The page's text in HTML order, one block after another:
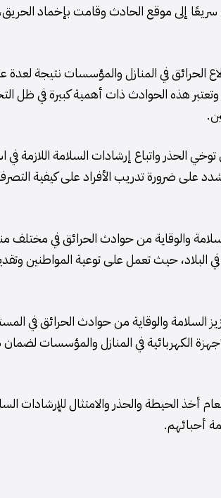
إلى موقع الحادث وقامت بإخماد
الحرائق في المنازل والمؤسسات نتيجة لعدة
وتعتبر هذه الحوادث ذات أهمية كبيرة في ظل
الحذر واتباع إرشادات السلامة اللازمة في
على ضرورة تدريب الأفراد على كيفية
والوقاية من حوادث الحرائق في مختلف
حيث تعمل على توعية المواطنين
السلامة والوقاية من حوادث الحرائق في
الكهربائية في المنازل والمؤسسات
أخذ الحيطة والحذر والامتثال للإرشادات
أحبائهم.